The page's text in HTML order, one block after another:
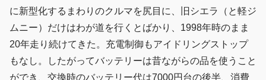
に新型化するまわりのクルマを尻目に、旧シエラ（と軽ジ
ムニー）だけはわが道を行くとばかり、1998年時のまま
20年走り続けてきた。充電制御もアイドリングストップ
もなし。したがってバッテリーは昔ながらの品を使うこと
ができ、交換時のバッテリー代は7000円台の後半、消費